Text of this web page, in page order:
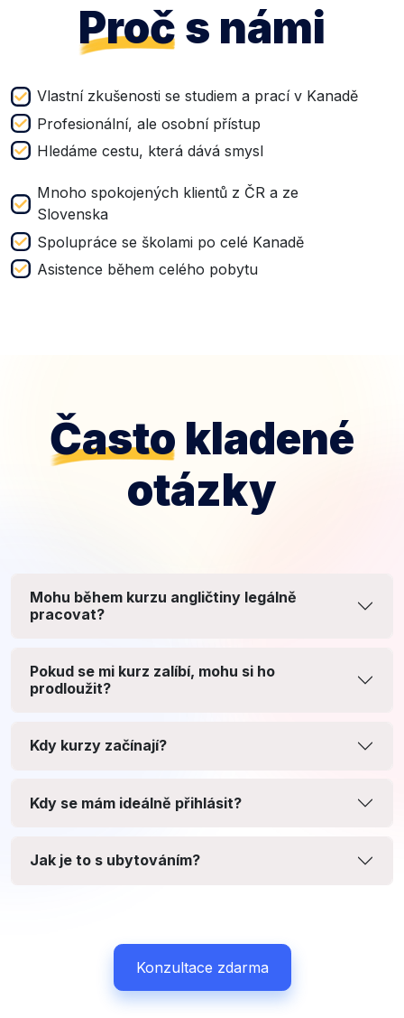
Proč s námi
Vlastní zkušenosti se studiem a prací v Kanadě
Profesionální, ale osobní přístup
Hledáme cestu, která dává smysl
Mnoho spokojených klientů z ČR a ze
Slovenska
Spolupráce se školami po celé Kanadě
Asistence během celého pobytu
Často kladené
otázky
Mohu během kurzu angličtiny legálně
pracovat?
Pokud se mi kurz zalíbí, mohu si ho
prodloužit?
Kdy kurzy začínají?
Kdy se mám ideálně přihlásit?
Jak je to s ubytováním?
Konzultace zdarma